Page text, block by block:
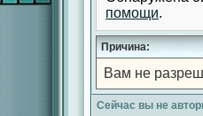
помощи.
Причина:
Вам не
Сейчас вы не